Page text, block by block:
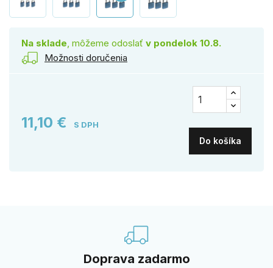
Na sklade, môžeme odoslať v pondelok 10.8.
Možnosti doručenia
11,10 € S DPH
Do košíka
Doprava zadarmo